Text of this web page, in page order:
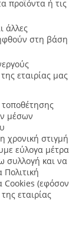
προϊόντα ή τις
άλλες
στη βάση
εταιρίας μας
μέσων
χρονική στιγμή
εύλογα μέτρα
συλλογή και να
Cookies (εφόσον
εταιρίας